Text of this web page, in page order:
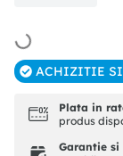
ACHIZITIE
Plata in
produs
Garantie si